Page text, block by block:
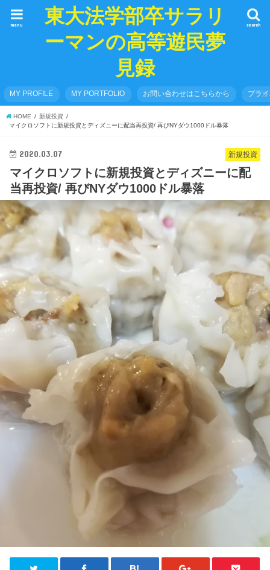
東大法学部卒サラリ
ーマンの高等遊民夢
見録
search
menu
MY PROFILE MY PORTFOLIO お問い合わせはこちらから プラ
HOME
新規投資
マイクロソフトに新規投資とディズニーに配当再投資/ 再びNYダウ1000ドル暴落
新規投資
2020.03.07
マイクロソフトに新規投資とディズニーに配
当再投資/ 再びNYダウ1000ドル暴落